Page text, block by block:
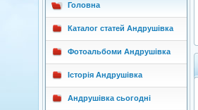
Головна
Каталог статей Андрушівка
Фотоальбоми Андрушівка
Історія Андрушівка
Андрушівка сьогодні